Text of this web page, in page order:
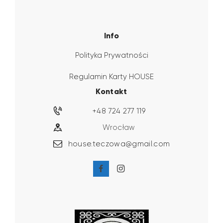
Info
Polityka Prywatności
Regulamin Karty HOUSE
Kontakt
Wrocław
house.teczowa@gmail.com
+48 724 277 119